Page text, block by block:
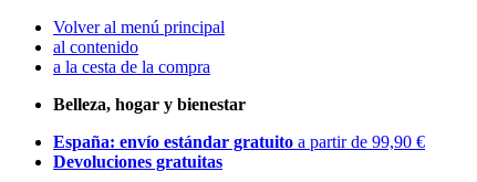
Volver al menú principal
al contenido
a la cesta de la compra
Belleza, hogar y bienestar
España: envío estándar gratuito a partir de 99,90 €
Devoluciones gratuitas